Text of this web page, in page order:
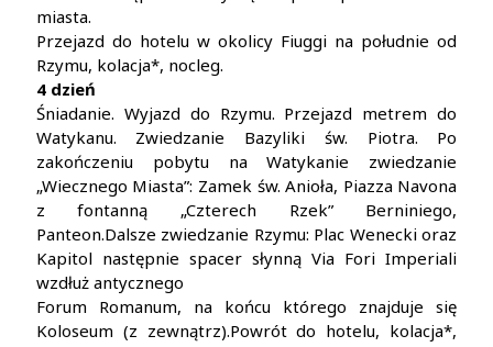
miasta.
Przejazd do hotelu w okolicy Fiuggi na południe od
Rzymu, kolacja*, nocleg.
4 dzień
Śniadanie. Wyjazd do Rzymu. Przejazd metrem do
Watykanu. Zwiedzanie Bazyliki św. Piotra. Po
zakończeniu pobytu na Watykanie zwiedzanie
„Wiecznego Miasta”: Zamek św. Anioła, Piazza Navona
z fontanną „Czterech Rzek” Berniniego,
Panteon.Dalsze zwiedzanie Rzymu: Plac Wenecki oraz
Kapitol następnie spacer słynną Via Fori Imperiali
wzdłuż antycznego
Forum Romanum, na końcu którego znajduje się
Koloseum (z zewnątrz).Powrót do hotelu, kolacja*,